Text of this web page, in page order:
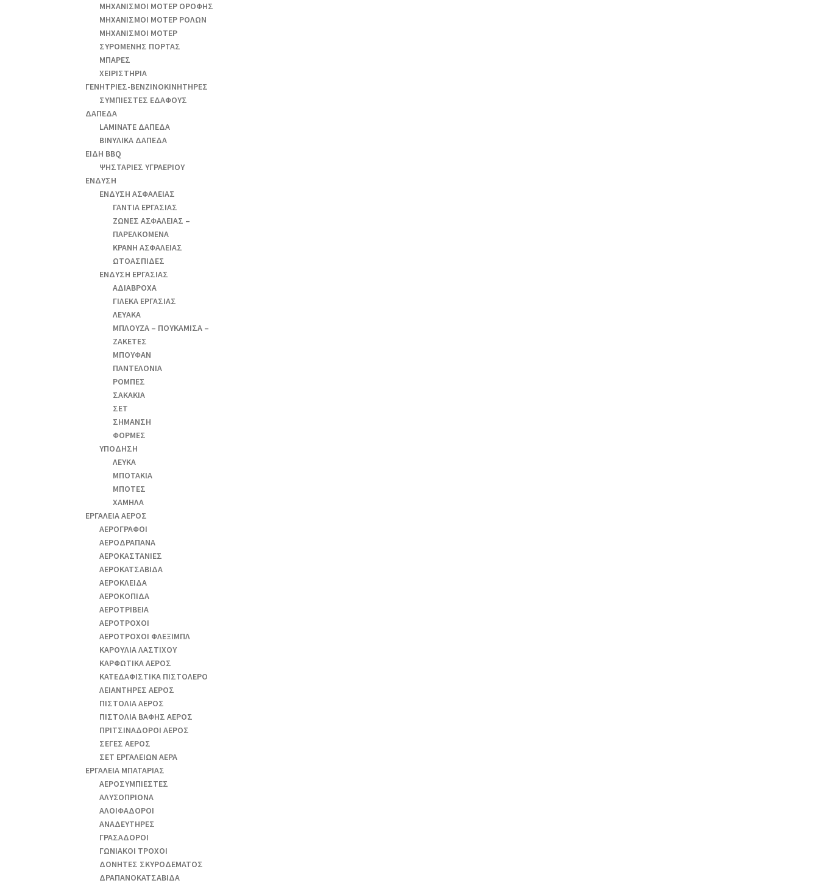
ΜΗΧΑΝΙΣΜΟΙ ΜΟΤΕΡ ΟΡΟΦΗΣ
ΜΗΧΑΝΙΣΜΟΙ ΜΟΤΕΡ ΡΟΛΩΝ
ΜΗΧΑΝΙΣΜΟΙ ΜΟΤΕΡ
ΣΥΡΟΜΕΝΗΣ ΠΟΡΤΑΣ
ΜΠΑΡΕΣ
ΧΕΙΡΙΣΤΗΡΙΑ
ΓΕΝΗΤΡΙΕΣ-ΒΕΝΖΙΝΟΚΙΝΗΤΗΡΕΣ
ΣΥΜΠΙΕΣΤΕΣ ΕΔΑΦΟΥΣ
ΔΑΠΕΔΑ
LAMINATE ΔΑΠΕΔΑ
ΒΙΝΥΛΙΚΑ ΔΑΠΕΔΑ
ΕΙΔΗ BBQ
ΨΗΣΤΑΡΙΕΣ ΥΓΡΑΕΡΙΟΥ
ΕΝΔΥΣΗ
ΕΝΔΥΣΗ ΑΣΦΑΛΕΙΑΣ
ΓΑΝΤΙΑ ΕΡΓΑΣΙΑΣ
ΖΩΝΕΣ ΑΣΦΑΛΕΙΑΣ –
ΠΑΡΕΛΚΟΜΕΝΑ
ΚΡΑΝΗ ΑΣΦΑΛΕΙΑΣ
ΩΤΟΑΣΠΙΔΕΣ
ΕΝΔΥΣΗ ΕΡΓΑΣΙΑΣ
ΑΔΙΑΒΡΟΧΑ
ΓΙΛΕΚΑ ΕΡΓΑΣΙΑΣ
ΛΕΥΑΚΑ
ΜΠΛΟΥΖΑ – ΠΟΥΚΑΜΙΣΑ –
ΖΑΚΕΤΕΣ
ΜΠΟΥΦΑΝ
ΠΑΝΤΕΛΟΝΙΑ
ΡΟΜΠΕΣ
ΣΑΚΑΚΙΑ
ΣΕΤ
ΣΗΜΑΝΣΗ
ΦΟΡΜΕΣ
ΥΠΟΔΗΣΗ
ΛΕΥΚΑ
ΜΠΟΤΑΚΙΑ
ΜΠΟΤΕΣ
ΧΑΜΗΛΑ
ΕΡΓΑΛΕΙΑ ΑΕΡΟΣ
ΑΕΡΟΓΡΑΦΟΙ
ΑΕΡΟΔΡΑΠΑΝA
ΑΕΡΟΚΑΣΤΑΝΙΕΣ
ΑΕΡΟΚΑΤΣΑΒΙΔΑ
ΑΕΡΟΚΛΕΙΔΑ
ΑΕΡΟΚΟΠΙΔΑ
ΑΕΡΟΤΡΙΒΕΙΑ
ΑΕΡΟΤΡΟΧΟΙ
ΑΕΡΟΤΡΟΧΟΙ ΦΛΕΞΙΜΠΛ
ΚΑΡΟΥΛΙΑ ΛΑΣΤΙΧΟΥ
ΚΑΡΦΩΤΙΚΑ ΑΕΡΟΣ
ΚΑΤΕΔΑΦΙΣΤΙΚΑ ΠΙΣΤΟΛΕΡΟ
ΛΕΙΑΝΤΗΡΕΣ ΑΕΡΟΣ
ΠΙΣΤΟΛΙΑ ΑΕΡΟΣ
ΠΙΣΤΟΛΙΑ ΒΑΦΗΣ ΑΕΡΟΣ
ΠΡΙΤΣΙΝΑΔΟΡΟΙ ΑΕΡΟΣ
ΣΕΓΕΣ ΑΕΡΟΣ
ΣΕΤ ΕΡΓΑΛΕΙΩΝ ΑΕΡΑ
ΕΡΓΑΛΕΙΑ ΜΠΑΤΑΡΙΑΣ
AEΡΟΣΥΜΠΙΕΣΤΕΣ
AΛΥΣΟΠΡΙΟΝΑ
ΑΛΟΙΦΑΔOΡΟI
ΑΝΑΔΕΥΤΗΡΕΣ
ΓΡΑΣΑΔΟΡΟΙ
ΓΩΝΙΑΚΟΙ ΤΡΟΧΟΙ
ΔΟΝΗΤΕΣ ΣΚΥΡΟΔΕΜΑΤΟΣ
ΔΡΑΠΑΝΟΚΑΤΣΑΒΙΔΑ